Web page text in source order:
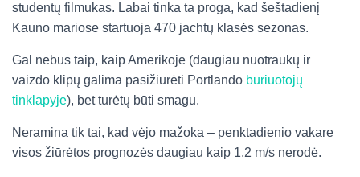
studentų filmukas. Labai tinka ta proga, kad šeštadienį
Kauno mariose startuoja 470 jachtų klasės sezonas.
Gal nebus taip, kaip Amerikoje (daugiau nuotraukų ir
vaizdo klipų galima pasižiūrėti Portlando buriuotojų
tinklapyje), bet turėtų būti smagu.
Neramina tik tai, kad vėjo mažoka – penktadienio vakare
visos žiūrėtos prognozės daugiau kaip 1,2 m/s nerodė.